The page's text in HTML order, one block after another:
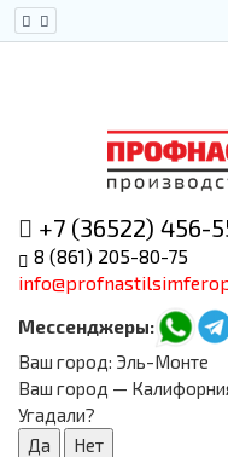
+7 (36522) 456-
8 (861) 205-80-75
Мессенджеры:
Ваш город: Эль-Монте
Ваш город —
Угадали?